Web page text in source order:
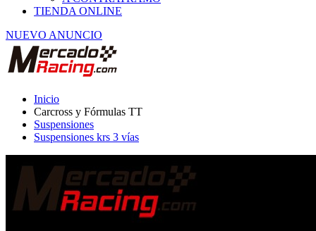
NUEVO ANUNCIO
Carcross y Fórmulas TT
Suspensiones
Suspensiones krs 3 vías